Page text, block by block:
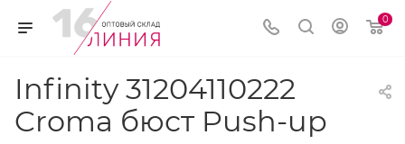
0
Infinity 31204110222
Croma бюст Push-up